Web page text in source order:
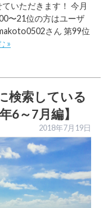
いただきます！ 今月
〜21位の方はユーザ
さん 第99位
»
検索している
6～7月編】
2018年7月19日